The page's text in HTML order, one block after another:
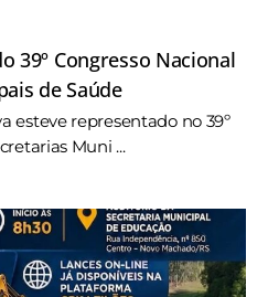
39º Congresso Nacional
de Saúde
esteve representado no 39º
Muni ...